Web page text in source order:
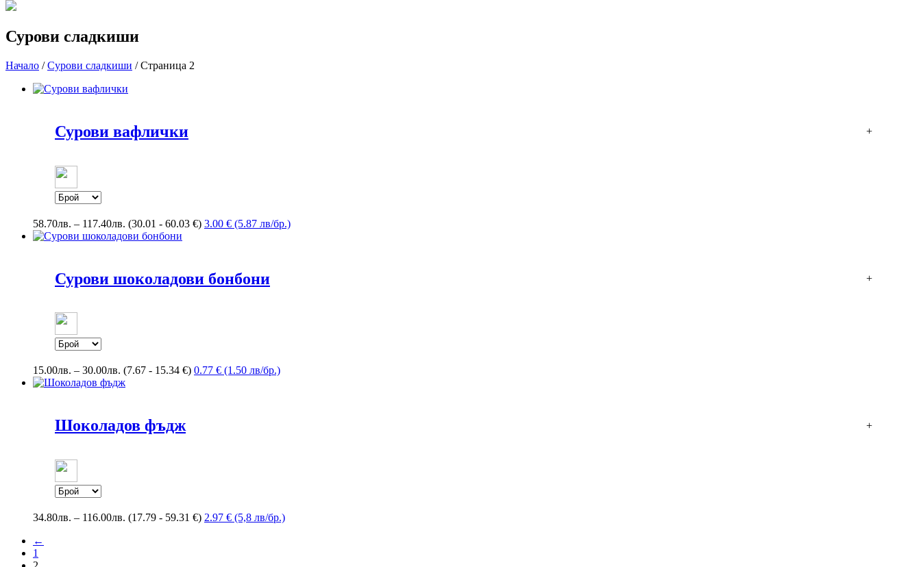
Сурови сладкиши
Начало /Сурови сладкиши / Страница 2
Сурови вафлички +
58.70лв. – 117.40лв. Price
range:
(30.01 - 60.03 €) 3.00 € (5.87 лв/бр.)
Сурови шоколадови бонбони +
15.00лв. – 30.00лв. Price
range:
30.00лв.
(7.67 - 15.34 €) 0.77 € (1.50 лв/бр.)
Шоколадов фъдж +
34.80лв. – 116.00лв. Price
(17.79 - 59.31 €) 2.97 € (5,8 лв/бр.)
←
1